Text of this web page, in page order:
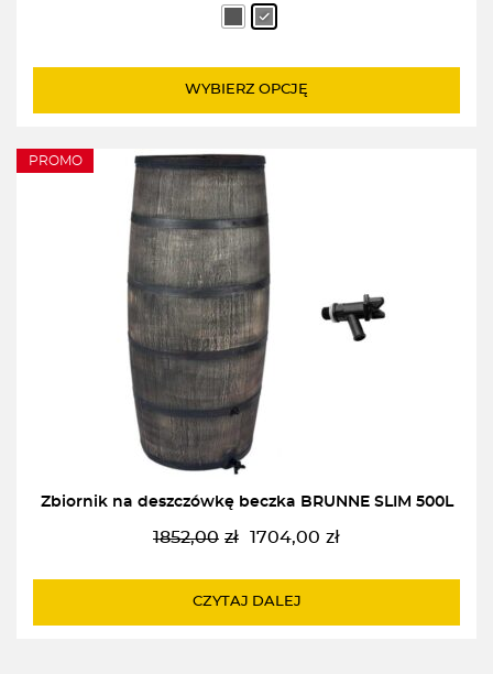
cena
wynosiła:
cena
wynosi:
WYBIERZ OPCJĘ
PROMO
Zbiornik na deszczówkę beczka BRUNNE SLIM 500L
1852,00 zł
Pierwotna
wynosiła:
1704,00 zł
Aktualna
wynosi:
CZYTAJ DALEJ